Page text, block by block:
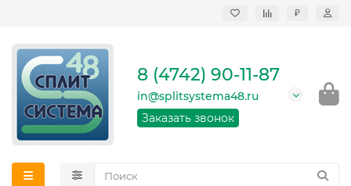
₽
кондиционеров в
области
График работы: 9:00 -
21:00 без перерыва и
8 (4742) 90-11-87
in@splitsystema48.ru
Заказать звонок